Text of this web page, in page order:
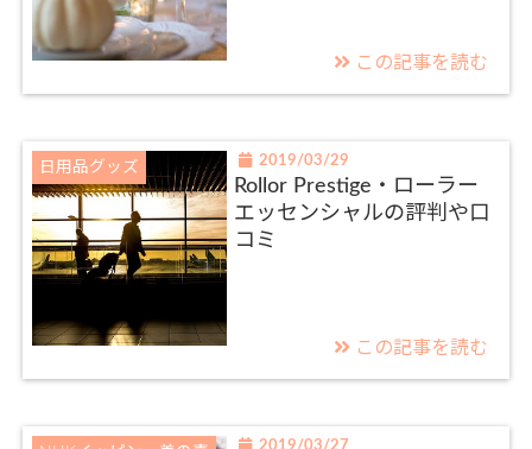
この記事を読む
日用品グッズ 2019/03/29
Rollor Prestige・ローラー
エッセンシャルの評判や口
コミ
この記事を読む